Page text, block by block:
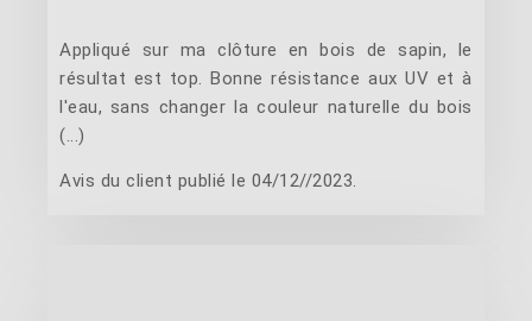
Appliqué sur ma clôture en bois de sapin, le
résultat est top. Bonne résistance aux UV et à
l'eau, sans changer la couleur naturelle du bois
(...)
Avis du client publié le 04/12//2023.